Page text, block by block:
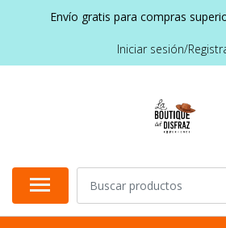
Envío gratis para compras
Iniciar sesión/